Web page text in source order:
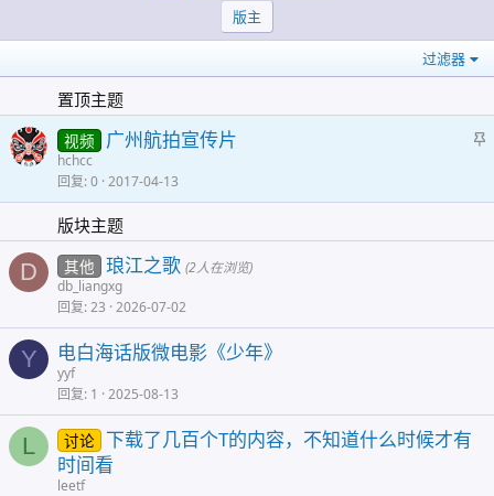
版主
过滤器
置顶主题
视频 广州航拍宣传片
hchcc
回复 0 2017-04-13
版块主题
D 其他 琅江之歌 (2人在浏览)
db_liangxg
回复 23 2026-07-02
Y 电白海话版微电影《少年》
yyf
回复 1 2025-08-13
L 讨论
下载了几百个T的内容，不知道什么时候才有
时间看
leetf